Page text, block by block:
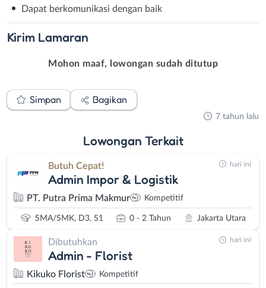
Dapat berkomunikasi dengan baik
Kirim Lamaran
Mohon maaf, lowongan sudah ditutup
Simpan Bagikan
7 tahun lalu
Lowongan Terkait
Butuh Cepat!
Admin Impor & Logistik
PT. Putra Prima Makmur Kompetitif
SMA/SMK, D3, S1 0 - 2 Tahun Jakarta Utara
hari ini
Dibutuhkan
Admin - Florist
Kikuko Florist Kompetitif
hari ini